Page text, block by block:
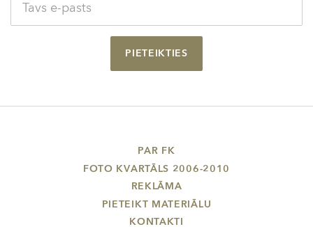
PIETEIKTIES
PAR FK
FOTO KVARTĀLS 2006-2010
REKLĀMA
PIETEIKT MATERIĀLU
KONTAKTI